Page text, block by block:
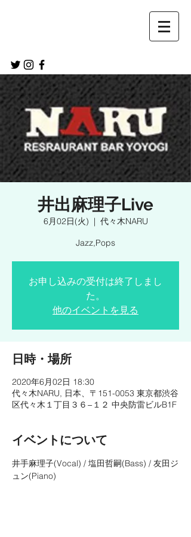
井出麻理子Live
6月02日(火)
  |
代々木NARU
Jazz,Pops
お申し込みの受付は終了しまし
た。
他のイベントを見る
日時・場所
2020年6月02日 18:30
代々木NARU, 日本、〒151-0053 東京都渋谷
区代々木１丁目３６−１２ 中央防雷ビルB1F
イベントについて
井手麻理子(Vocal) / 塩田哲嗣(Bass) / 友田ジ
ュン(Piano)